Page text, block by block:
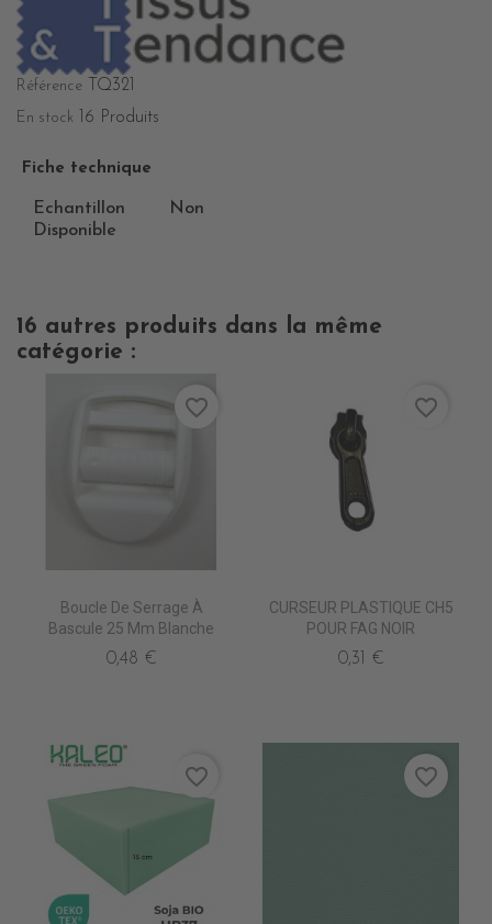
Référence TQ321
En stock 16 Produits
Fiche technique
Echantillon
Disponible
Non
16 autres produits dans la même
catégorie :
Boucle De Serrage À
Bascule 25 Mm Blanche
0,48 €
favorite_border
CURSEUR PLASTIQUE CH5
POUR FAG NOIR
0,31 €
favorite_border
favorite_border favorite_border